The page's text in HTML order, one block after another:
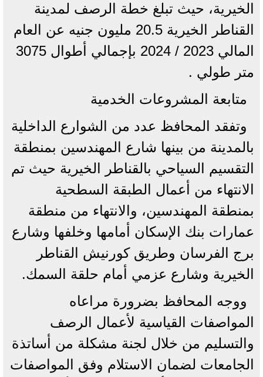
الخيرية، حيث تبلغ خطة الرصف لمدينة
القناطر الخيرية 20.5 مليون جنيه عن العام
المالي 2023 / 2024 بإجمالي أطوال 3075
متر طولي .
متابعة المشروعات الخدمية
وتفقد المحافظ عدد من الشوارع الداخلية
بالمدينة من بينها شارع المهندسين بمنطقة
التقسيم السياحي بالقناطر الخيرية حيث تم
الانتهاء من أعمال الطبقة السطحية
بمنطقة المهندسين، والانتهاء من منطقة
عمارات بنك الإسكان أمامها وخلفها وشارع
برج الفرسان وطريق كورنيش القناطر
الخيرية وشارع عزمي أمام حلقة السمك.
ووجه المحافظ بضرورة مراعاه
المواصفات القياسية لأعمال الرصف
والتسليم من خلال لجنة مشكلة من أساتذة
الجامعات لضمان الاستلام وفق المواصفات